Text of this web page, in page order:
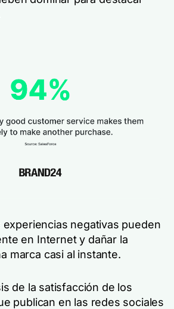
experiencias negativas pueden
en Internet y dañar la
marca casi al instante.
de la satisfacción de los
publican en las redes sociales